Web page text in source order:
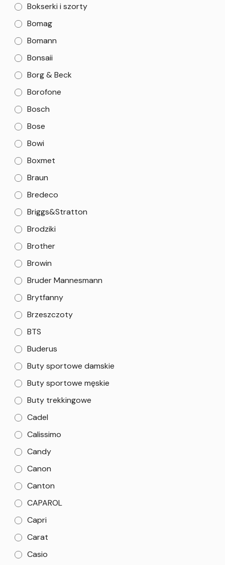
Bokserki i szorty
Bomag
Bomann
Bonsaii
Borg & Beck
Borofone
Bosch
Bose
Bowi
Boxmet
Braun
Bredeco
Briggs&Stratton
Brodziki
Brother
Browin
Bruder Mannesmann
Brytfanny
Brzeszczoty
BTS
Buderus
Buty sportowe damskie
Buty sportowe męskie
Buty trekkingowe
Cadel
Calissimo
Candy
Canon
Canton
CAPAROL
Capri
Carat
Casio